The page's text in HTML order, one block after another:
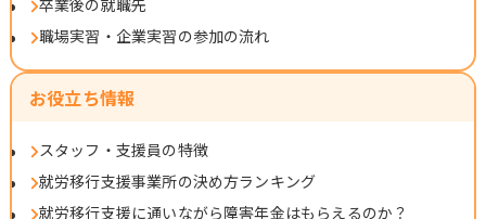
卒業後の就職先
職場実習・企業実習の参加の流れ
お役立ち情報
スタッフ・支援員の特徴
就労移行支援事業所の決め方ランキング
就労移行支援に通いながら障害年金はもらえるのか？